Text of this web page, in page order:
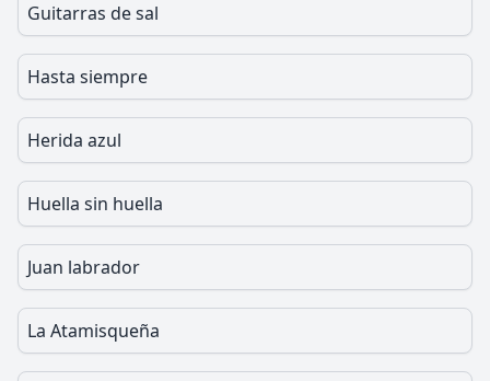
Guitarras de sal
Hasta siempre
Herida azul
Huella sin huella
Juan labrador
La Atamisqueña